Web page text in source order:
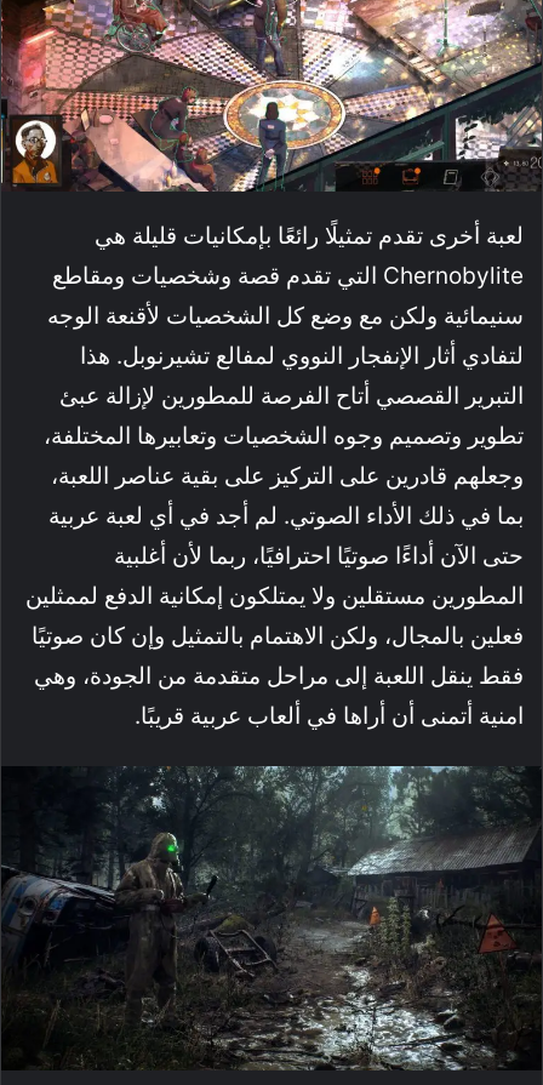
لعبة أخرى تقدم تمثيلًا رائعًا بإمكانيات قليلة هي
Chernobylite التي تقدم قصة وشخصيات ومقاطع
سنيمائية ولكن مع وضع كل الشخصيات لأقنعة الوجه
لتفادي أثار الإنفجار النووي لمفالع تشيرنوبل. هذا
التبرير القصصي أتاح الفرصة للمطورين لإزالة عبئ
تطوير وتصميم وجوه الشخصيات وتعابيرها المختلفة،
وجعلهم قادرين على التركيز على بقية عناصر اللعبة،
بما في ذلك الأداء الصوتي. لم أجد في أي لعبة عربية
حتى الآن أداءًا صوتيًا احترافيًا، ربما لأن أغلبية
المطورين مستقلين ولا يمتلكون إمكانية الدفع لممثلين
فعلين بالمجال، ولكن الاهتمام بالتمثيل وإن كان صوتيًا
فقط ينقل اللعبة إلى مراحل متقدمة من الجودة، وهي
امنية أتمنى أن أراها في ألعاب عربية قريبًا.